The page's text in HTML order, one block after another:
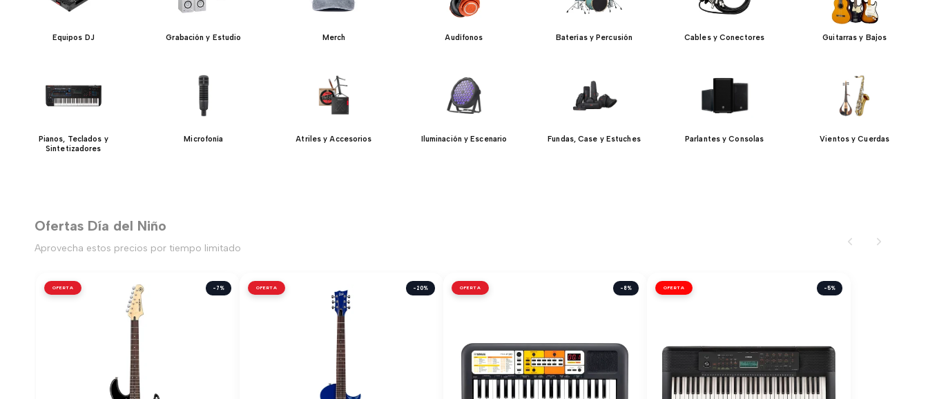
Equipos DJ Grabación y Estudio Merch Audífonos Baterías y Percusión Cables y Conectores Guitarras y Bajos
Pianos, Teclados y
Sintetizadores
Microfonía Atriles y Accesorios Iluminación y Escenario Fundas, Case y Estuches Parlantes y Consolas Vientos y Cuerdas
Ofertas Día del Niño
Aprovecha estos precios por tiempo limitado
OFERTA -7% OFERTA -20% OFERTA -8% OFERTA -5%